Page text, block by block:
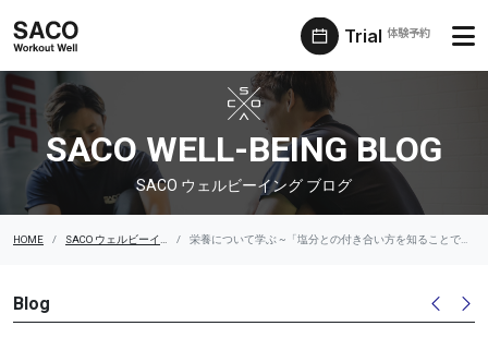
Trial 体験予約
SACO ウェルビーイング ブログ
SACO WELL-BEING BLOG
SACO ウェルビーイング ブログ
HOME SACO ウェルビーイング ブログ 栄養について学ぶ ~「塩分との付き合い方を知ることで、巡る身体はつくられる」~
Blog